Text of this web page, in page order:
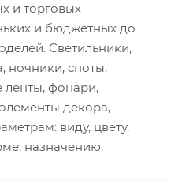
и торговых
и бюджетных до
Светильники,
ночники, споты,
ленты, фонари,
декора,
виду, цвету,
назначению.